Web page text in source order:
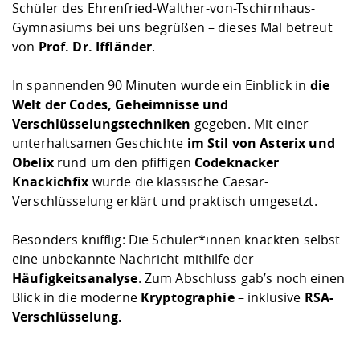
Vorbereitung
Checkliste zum
Studien- und
und Physik
Digitales Lernen
Fremdsprachen
Jobs, Praktika,
Studieren in
Studentenwerk
Angebote der
Arbeit
Career Service
Formulare und
Internationale
FIS -
Prototyping und
Gründung und
Kooperationen
Kontakt &
Klimaschutz &
Förderverein
Gremien und
Informatik/
Maschinenbau
Angebote für Unternehmen
Qualitätssicherung
Schüler des Ehrenfried-Walther-von-Tschirnhaus-
Gymnasiums bei uns begrüßen – dieses Mal betreut
von Prof. Dr. Iffländer.
In spannenden 90 Minuten wurde ein Einblick in die
Welt der Codes, Geheimnisse und
Verschlüsselungstechniken gegeben. Mit einer
unterhaltsamen Geschichte im Stil von Asterix und
Obelixrund um den pfiffigen Codeknacker
Knackichfix wurde die klassische Caesar-
Verschlüsselung erklärt und praktisch umgesetzt.
Besonders knifflig: Die Schüler*innen knackten selbst
eine unbekannte Nachricht mithilfe der
Häufigkeitsanalyse. Zum Abschluss gab’s noch einen
Blick in die moderne Kryptographie– inklusive RSA-
Verschlüsselung.